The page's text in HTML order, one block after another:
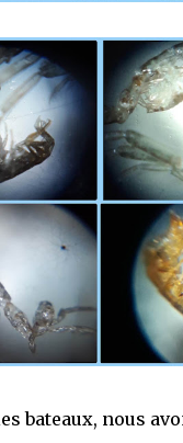
bateaux, nous